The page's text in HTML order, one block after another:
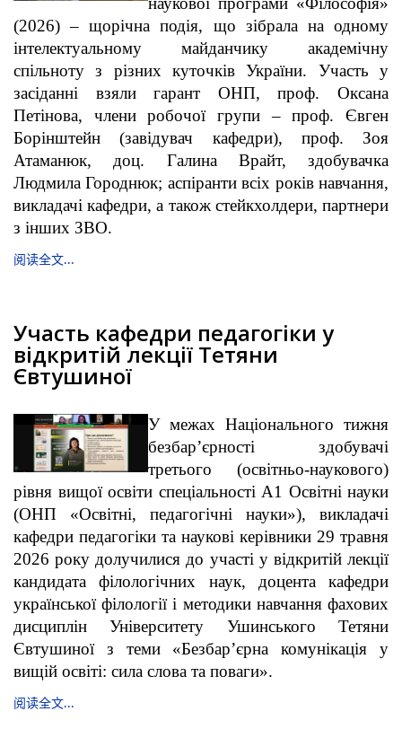
(2026) – щорічна подія, що зібрала на одному
інтелектуальному майданчику академічну
спільноту з різних куточків України. Участь у
засіданні взяли гарант ОНП, проф. Оксана
Петінова, члени робочої групи – проф. Євген
Борінштейн (завідувач кафедри), проф. Зоя
Атаманюк, доц. Галина Врайт, здобувачка
Людмила Городнюк; аспіранти всіх років навчання,
викладачі кафедри, а також стейкхолдери, партнери
з інших ЗВО.
阅读全文...
Участь кафедри педагогіки у
відкритій лекції Тетяни
Євтушиної
У межах Національного тижня
безбар’єрності здобувачі
третього (освітньо-наукового)
рівня вищої освіти спеціальності А1 Освітні науки
(ОНП «Освітні, педагогічні науки»), викладачі
кафедри педагогіки та наукові керівники 29 травня
2026 року долучилися до участі у відкритій лекції
кандидата філологічних наук, доцента кафедри
української філології і методики навчання фахових
дисциплін Університету Ушинського Тетяни
Євтушиної з теми «Безбар’єрна комунікація у
вищій освіті: сила слова та поваги».
阅读全文...